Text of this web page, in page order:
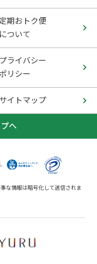
定期おトク便
について
プライバシー
ポリシー
サイトマップ
へ
な情報は暗号化して送信されま